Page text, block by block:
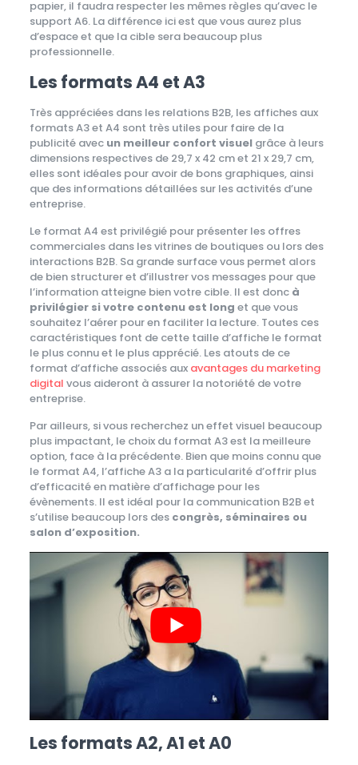
papier, il faudra respecter les mêmes règles qu’avec le
support A6. La différence ici est que vous aurez plus
d’espace et que la cible sera beaucoup plus
professionnelle.
Les formats A4 et A3
Très appréciées dans les relations B2B, les affiches aux
formats A3 et A4 sont très utiles pour faire de la
publicité avec un meilleur confort visuelgrâce à leurs
dimensions respectives de 29,7 x 42 cm et 21 x 29,7 cm,
elles sont idéales pour avoir de bons graphiques, ainsi
que des informations détaillées sur les activités d’une
entreprise.
Le format A4 est privilégié pour présenter les offres
commerciales dans les vitrines de boutiques ou lors des
interactions B2B. Sa grande surface vous permet alors
de bien structurer et d’illustrer vos messages pour que
l’information atteigne bien votre cible. Il est donc à
privilégier si votre contenu est long et que vous
souhaitez l’aérer pour en faciliter la lecture. Toutes ces
caractéristiques font de cette taille d’affiche le format
le plus connu et le plus apprécié. Les atouts de ce
format d’affiche associés aux avantages du marketing
digital vous aideront à assurer la notoriété de votre
entreprise.
Par ailleurs, si vous recherchez un effet visuel beaucoup
plus impactant, le choix du format A3 est la meilleure
option, face à la précédente. Bien que moins connu que
le format A4, l’affiche A3 a la particularité d’offrir plus
d’efficacité en matière d’affichage pour les
évènements. Il est idéal pour la communication B2B et
s’utilise beaucoup lors des congrès, séminaires ou
salon d’exposition.
Les formats A2, A1 et A0